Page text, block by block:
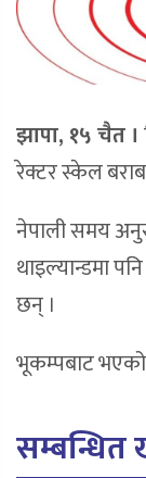
झापा, १५ चैत ।
रेक्टर स्केल
नेपाली समय
थाइल्यान्डमा
छन् ।
भूकम्पबाट
सम्बन्धित